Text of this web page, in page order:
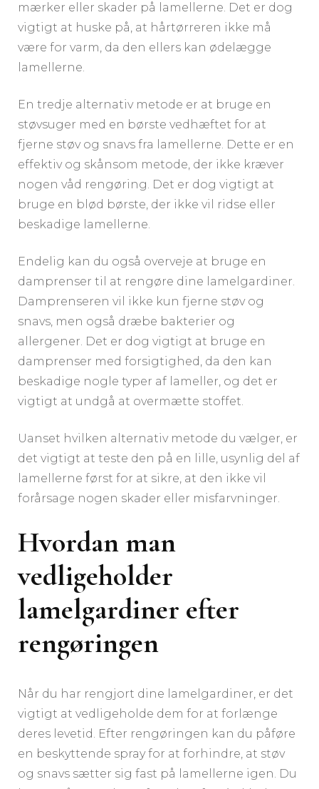
mærker eller skader på lamellerne. Det er dog
vigtigt at huske på, at hårtørreren ikke må
være for varm, da den ellers kan ødelægge
lamellerne.
En tredje alternativ metode er at bruge en
støvsuger med en børste vedhæftet for at
fjerne støv og snavs fra lamellerne. Dette er en
effektiv og skånsom metode, der ikke kræver
nogen våd rengøring. Det er dog vigtigt at
bruge en blød børste, der ikke vil ridse eller
beskadige lamellerne.
Endelig kan du også overveje at bruge en
damprenser til at rengøre dine lamelgardiner.
Damprenseren vil ikke kun fjerne støv og
snavs, men også dræbe bakterier og
allergener. Det er dog vigtigt at bruge en
damprenser med forsigtighed, da den kan
beskadige nogle typer af lameller, og det er
vigtigt at undgå at overmætte stoffet.
Uanset hvilken alternativ metode du vælger, er
det vigtigt at teste den på en lille, usynlig del af
lamellerne først for at sikre, at den ikke vil
forårsage nogen skader eller misfarvninger.
Hvordan man
vedligeholder
lamelgardiner efter
rengøringen
Når du har rengjort dine lamelgardiner, er det
vigtigt at vedligeholde dem for at forlænge
deres levetid. Efter rengøringen kan du påføre
en beskyttende spray for at forhindre, at støv
og snavs sætter sig fast på lamellerne igen. Du